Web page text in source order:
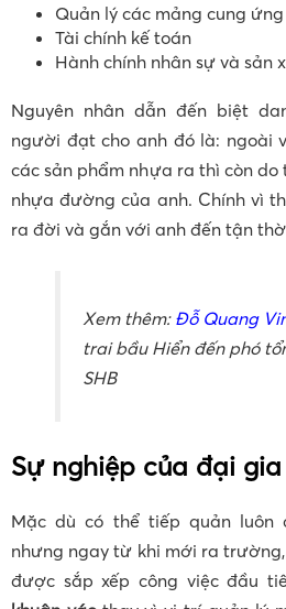
Quản lý các mảng cung ứng
Tài chính kế toán
Hành chính nhân sự và sản
Nguyên nhân dẫn đến biệt
người đạt cho anh đó là: ngoài
các sản phẩm nhựa ra thì còn do
nhựa đường của anh. Chính vì
ra đời và gắn với anh đến tận
Xem thêm: Đỗ Quang
trai bầu Hiển đến phó
SHB
Sự nghiệp của đại
Mặc dù có thể tiếp quản luôn
nhưng ngay từ khi mới ra
được sắp xếp công việc đầu